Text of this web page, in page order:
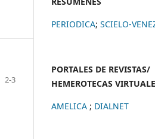
2-3
PERIODICA; SCIELO-
PORTALES DE REVISTAS/
HEMEROTECAS
AMELICA ; DIALNET